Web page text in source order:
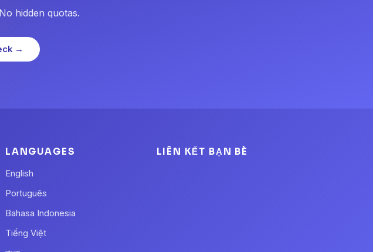
hidden quotas.
→
LANGUAGES
English
Português
Bahasa Indonesia
Tiếng Việt
LIÊN KẾT BẠN BÈ